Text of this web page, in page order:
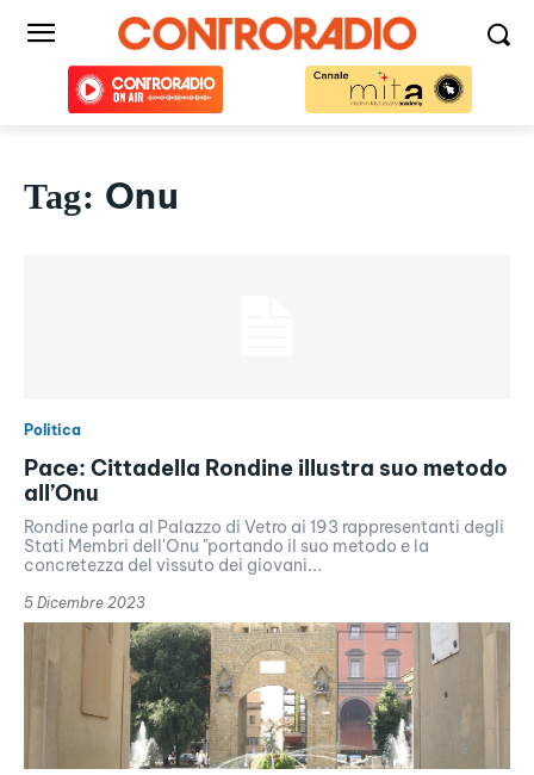
Tag: Onu
Politica
Pace: Cittadella Rondine illustra suo metodo
all’Onu
Rondine parla al Palazzo di Vetro ai 193 rappresentanti degli
Stati Membri dell'Onu "portando il suo metodo e la
concretezza del vissuto dei giovani...
5 Dicembre 2023